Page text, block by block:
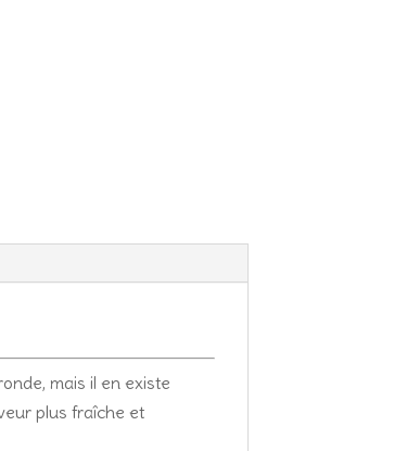
mais il en existe
plus fraîche et